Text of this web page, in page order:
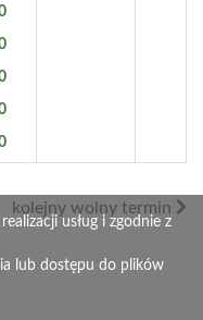
kolejny wolny termin
usług i zgodnie z
lub dostępu do plików